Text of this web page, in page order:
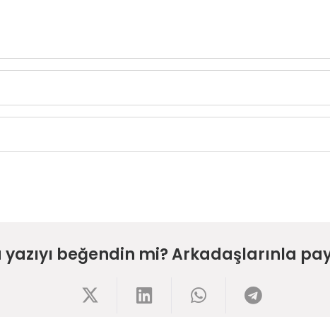
yazıyı beğendin mi? Arkadaşlarınla